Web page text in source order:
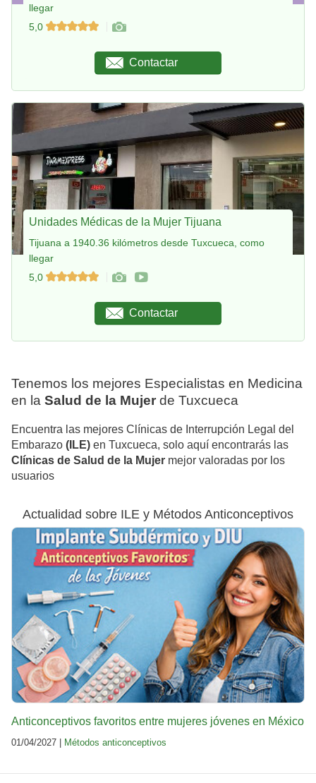
llegar
5,0
Contactar
Unidades Médicas de la Mujer Tijuana
Tijuana a 1940.36 kilómetros desde Tuxcueca, como
llegar
5,0
Contactar
Tenemos los mejores Especialistas en Medicina
en la Salud de la Mujer de Tuxcueca
Encuentra las mejores Clínicas de Interrupción Legal del
Embarazo (ILE) en Tuxcueca, solo aquí encontrarás las
Clínicas de Salud de la Mujer mejor valoradas por los
usuarios
Actualidad sobre ILE y Métodos Anticonceptivos
Anticonceptivos favoritos entre mujeres jóvenes en México
01/04/2027 | Métodos anticonceptivos